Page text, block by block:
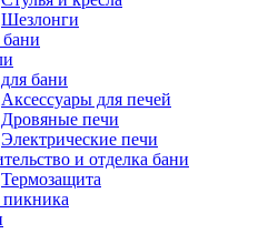
Шезлонги
бани
Аксессуары для печей
Дровяные печи
Электрические печи
и отделка бани
Термозащита